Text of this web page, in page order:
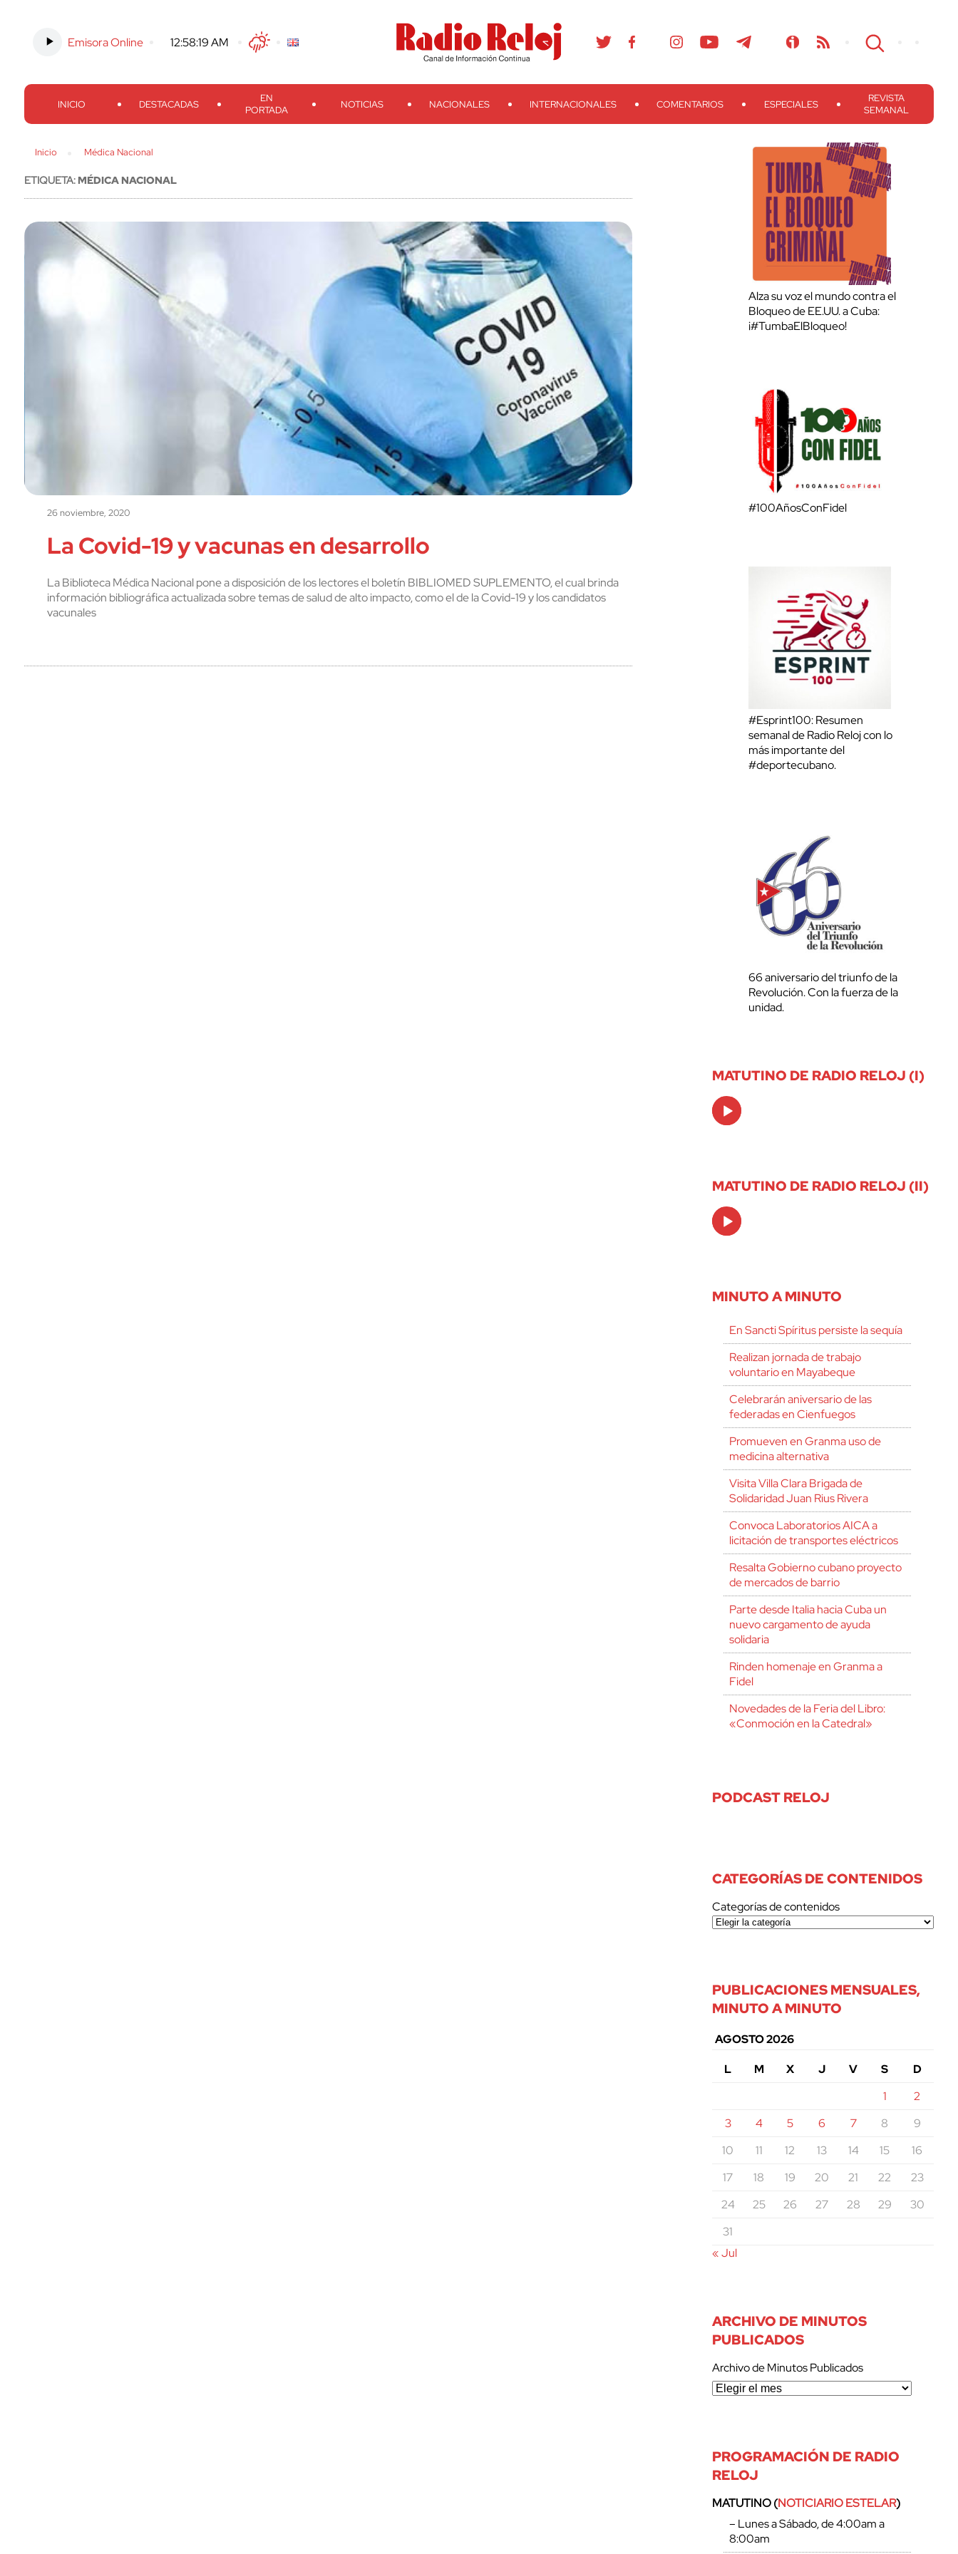
Emisora Online 12:58:20 AM TwitterFacebook
Threads
Instagram TelegramTeveo Ivoox RSS Search
INICIO DESTACADAS
EN
PORTADA
NOTICIAS NACIONALES INTERNACIONALES COMENTARIOS ESPECIALES
REVISTA
SEMANAL
Inicio Médica Nacional
ETIQUETA:MÉDICA NACIONAL
26 noviembre, 2020
La Covid-19 y vacunas en desarrollo
La Biblioteca Médica Nacional pone a disposición de los lectores el boletín BIBLIOMED SUPLEMENTO, el cual brinda
información bibliográfica actualizada sobre temas de salud de alto impacto, como el de la Covid-19 y los candidatos
vacunales
Alza su voz el mundo contra el
Bloqueo de EE.UU. a Cuba:
¡#TumbaElBloqueo!
#100AñosConFidel
#Esprint100: Resumen
semanal de Radio Reloj con lo
más importante del
#deportecubano.
66 aniversario del triunfo de la
Revolución. Con la fuerza de la
unidad.
MATUTINO DE RADIO RELOJ (I)
Audio
Player
MATUTINO DE RADIO RELOJ (II)
Audio
Player
MINUTO A MINUTO
En Sancti Spíritus persiste la sequía
Realizan jornada de trabajo
voluntario en Mayabeque
Celebrarán aniversario de las
federadas en Cienfuegos
Promueven en Granma uso de
medicina alternativa
Visita Villa Clara Brigada de
Solidaridad Juan Rius Rivera
Convoca Laboratorios AICA a
licitación de transportes eléctricos
Resalta Gobierno cubano proyecto
de mercados de barrio
Parte desde Italia hacia Cuba un
nuevo cargamento de ayuda
solidaria
Rinden homenaje en Granma a
Fidel
Novedades de la Feria del Libro:
«Conmoción en la Catedral»
PODCAST RELOJ
CATEGORÍAS DE CONTENIDOS
Categorías de contenidos
PUBLICACIONES MENSUALES,
MINUTO A MINUTO
AGOSTO 2026
L
M X J V S
D
1
2
3
4 5 6 7 8
9
10
11 12 13 14 15
16
17
18 19 20 21 22
23
24
25 26 27 28 29
30
31
« Jul
ARCHIVO DE MINUTOS
PUBLICADOS
Archivo de Minutos Publicados
PROGRAMACIÓN DE RADIO
RELOJ
MATUTINO (NOTICIARIO ESTELAR)
– Lunes a Sábado, de 4:00am a
8:00am